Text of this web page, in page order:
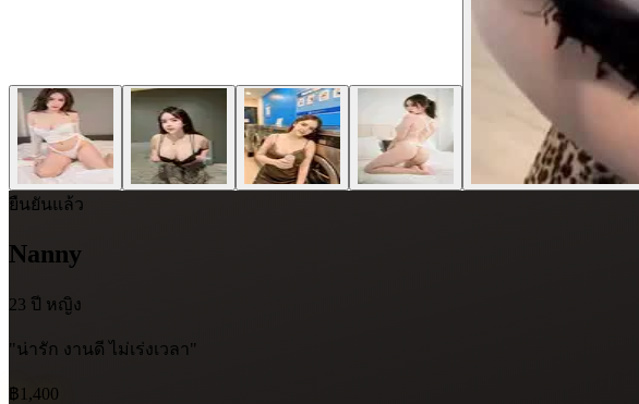
ยืนยันแล้ว
Nanny
23 ปี หญิง
"น่ารัก งานดี ไม่เร่งเวลา"
฿1,400